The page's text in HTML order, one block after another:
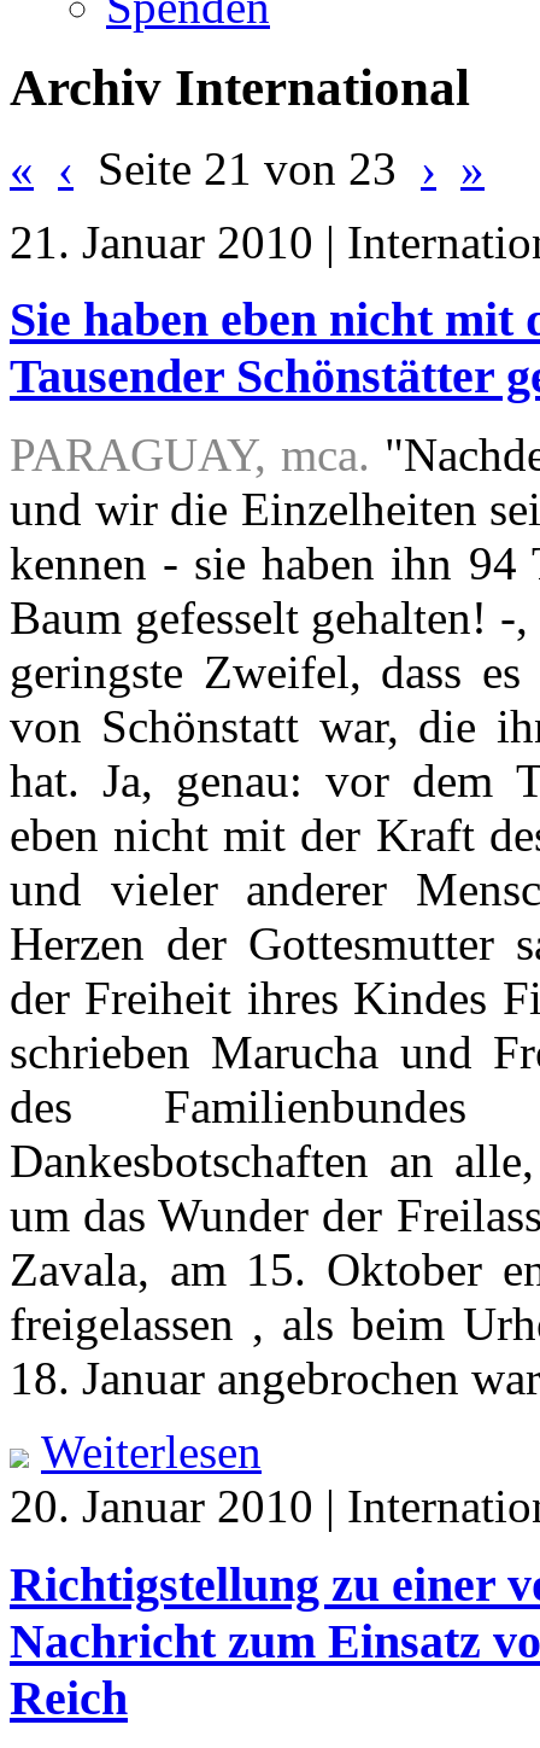
Archiv International
« ‹ Seite 21 von 23 › »
21. Januar 2010 |
Sie haben eben nicht mit
Tausender Schönstätter
PARAGUAY, mca.
und wir die Einzelheiten
kennen - sie haben ihn 94
Baum gefesselt gehalten!
geringste Zweifel, dass
von Schönstatt war, die
hat. Ja, genau: vor dem
eben nicht mit der Kraft
und vieler anderer
Herzen der Gottesmutter
der Freiheit ihres Kindes
schrieben Marucha und
des
Dankesbotschaften an
um das Wunder der
Zavala, am 15. Oktober
freigelassen , als beim
18. Januar angebrochen
Weiterlesen
20. Januar 2010 |
Richtigstellung zu einer
Nachricht zum Einsatz
Reich